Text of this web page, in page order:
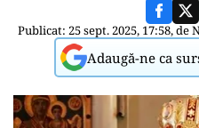
Publicat: 25 sept. 2025, 17:58, de
Adaugă-ne ca